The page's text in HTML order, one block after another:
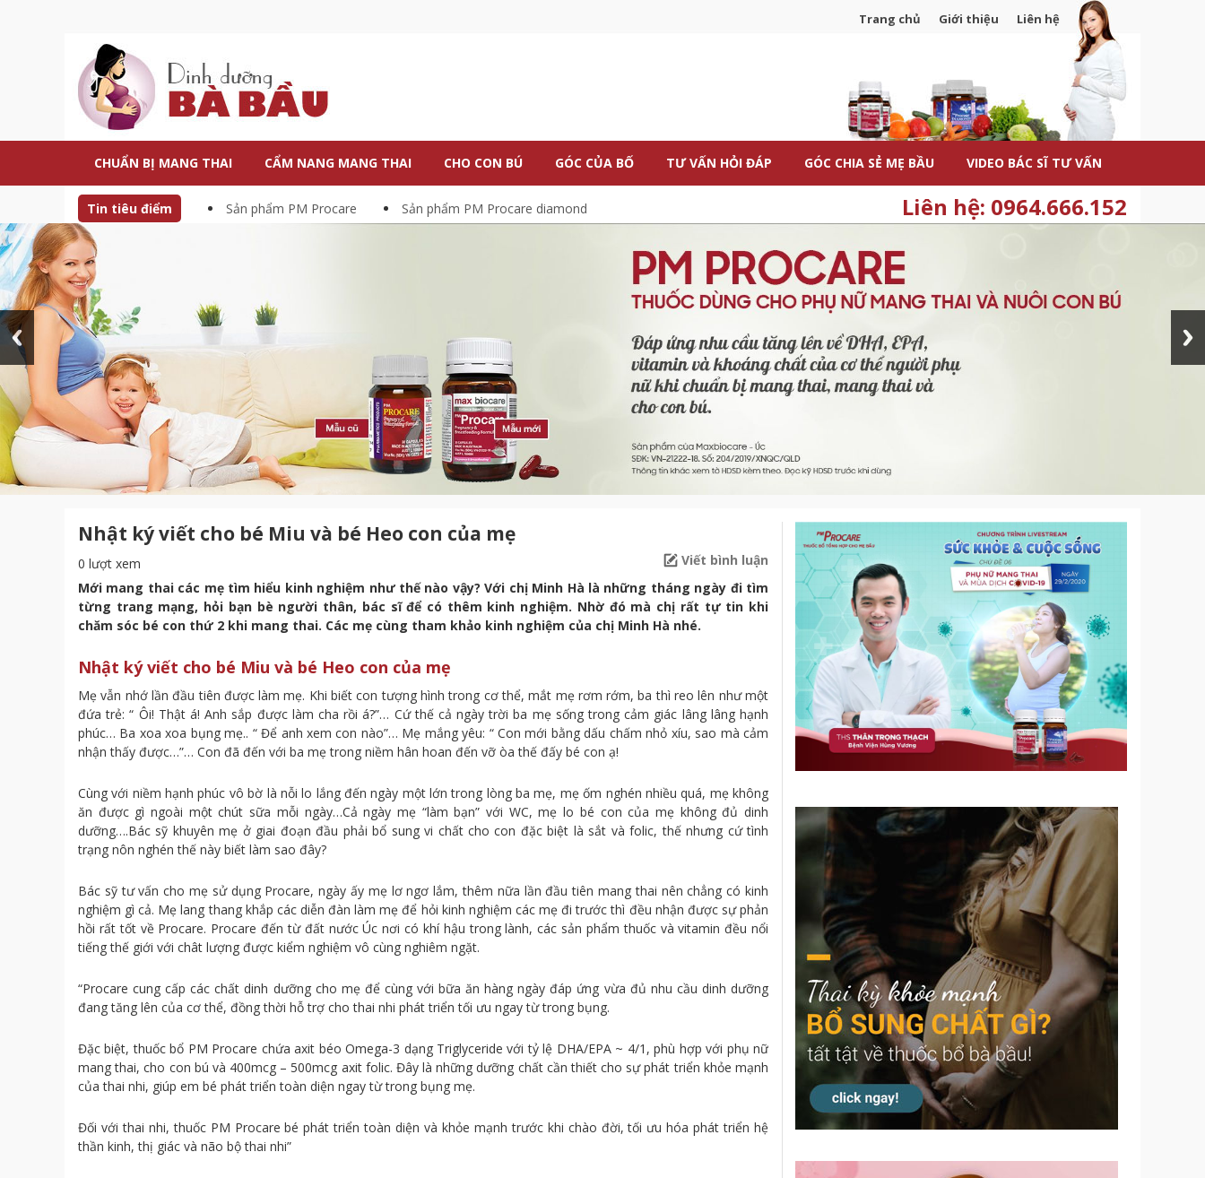
Trang chủ Giới thiệu Liên hệ
CHUẨN BỊ MANG THAI CẨM NANG MANG THAI CHO CON BÚ GÓC CỦA BỐ TƯ VẤN HỎI ĐÁP GÓC CHIA SẺ MẸ BẦU VIDEO BÁC SĨ TƯ VẤN
Tin tiêu điểm Sản phẩm PM Procare Sản phẩm PM Procare diamond Liên hệ: 0964.666.152
Nhật ký viết cho bé Miu và bé Heo con của mẹ
0 lượt xem
Viết bình luận
Mới mang thai các mẹ tìm hiểu kinh nghiệm như thế nào vậy? Với chị Minh Hà là những tháng ngày đi tìm
từng trang mạng, hỏi bạn bè người thân, bác sĩ để có thêm kinh nghiệm. Nhờ đó mà chị rất tự tin khi
chăm sóc bé con thứ 2 khi mang thai. Các mẹ cùng tham khảo kinh nghiệm của chị Minh Hà nhé.
Nhật ký viết cho bé Miu và bé Heo con của mẹ
Mẹ vẫn nhớ lần đầu tiên được làm mẹ. Khi biết con tượng hình trong cơ thể, mắt mẹ rơm rớm, ba thì reo lên như một
đứa trẻ: “ Ôi! Thật á! Anh sắp được làm cha rồi á?”… Cứ thế cả ngày trời ba mẹ sống trong cảm giác lâng lâng hạnh
phúc… Ba xoa xoa bụng mẹ.. “ Để anh xem con nào”… Mẹ mắng yêu: “ Con mới bằng dấu chấm nhỏ xíu, sao mà cảm
nhận thấy được…”… Con đã đến với ba mẹ trong niềm hân hoan đến vỡ òa thế đấy bé con ạ!
Cùng với niềm hạnh phúc vô bờ là nỗi lo lắng đến ngày một lớn trong lòng ba mẹ, mẹ ốm nghén nhiều quá, mẹ không
ăn được gì ngoài một chút sữa mỗi ngày…Cả ngày mẹ “làm bạn” với WC, mẹ lo bé con của mẹ không đủ dinh
dưỡng….Bác sỹ khuyên mẹ ở giai đoạn đầu phải bổ sung vi chất cho con đặc biệt là sắt và folic, thế nhưng cứ tình
trạng nôn nghén thế này biết làm sao đây?
Bác sỹ tư vấn cho mẹ sử dụng Procare, ngày ấy mẹ lơ ngơ lắm, thêm nữa lần đầu tiên mang thai nên chẳng có kinh
nghiệm gì cả. Mẹ lang thang khắp các diễn đàn làm mẹ để hỏi kinh nghiệm các mẹ đi trước thì đều nhận được sự phản
hồi rất tốt về Procare. Procare đến từ đất nước Úc nơi có khí hậu trong lành, các sản phẩm thuốc và vitamin đều nổi
tiếng thế giới với chât lượng được kiểm nghiệm vô cùng nghiêm ngặt.
“Procare cung cấp các chất dinh dưỡng cho mẹ để cùng với bữa ăn hàng ngày đáp ứng vừa đủ nhu cầu dinh dưỡng
đang tăng lên của cơ thể, đồng thời hỗ trợ cho thai nhi phát triển tối ưu ngay từ trong bụng.
Đặc biệt, thuốc bổ PM Procare chứa axit béo Omega-3 dạng Triglyceride với tỷ lệ DHA/EPA ~ 4/1, phù hợp với phụ nữ
mang thai, cho con bú và 400mcg – 500mcg axit folic. Đây là những dưỡng chất cần thiết cho sự phát triển khỏe mạnh
của thai nhi, giúp em bé phát triển toàn diện ngay từ trong bụng mẹ.
Đối với thai nhi, thuốc PM Procare bé phát triển toàn diện và khỏe mạnh trước khi chào đời, tối ưu hóa phát triển hệ
thần kinh, thị giác và não bộ thai nhi”